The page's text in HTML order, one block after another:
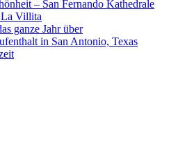
– San Fernando Kathedrale
Villita
ganze Jahr über
in San Antonio, Texas